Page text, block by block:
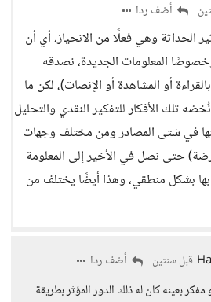
أضف ردا
الحداثة وهي فعلًا من الانحياز، أي أن
وخصوصًا المعلومات الجديدة، نصدقه
أو المشاهدة أو الإنصات)، لكن ما
تلك الأفكار للتفكير النقدي والتحليل
في شتى المصادر ومن مختلف وجهات
حتى نصل في الأخير إلى المعلومة
بها بشكل منطقي، وهذا أيضًا يختلف من
قبل سنتين
أضف ردا
مفكر بعينه كان له ذلك الدور المؤثر بطريقة